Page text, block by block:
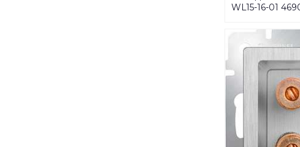
WL15-16-01